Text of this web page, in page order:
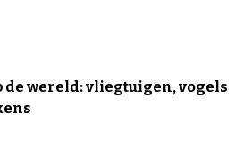
de wereld: vliegtuigen, vogels